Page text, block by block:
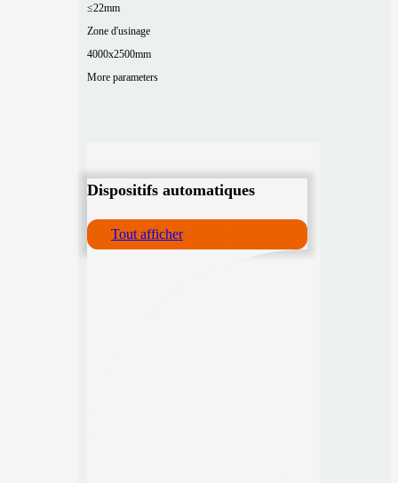
≤22mm
Zone d'usinage
4000x2500mm
More parameters
Dispositifs automatiques
Tout afficher